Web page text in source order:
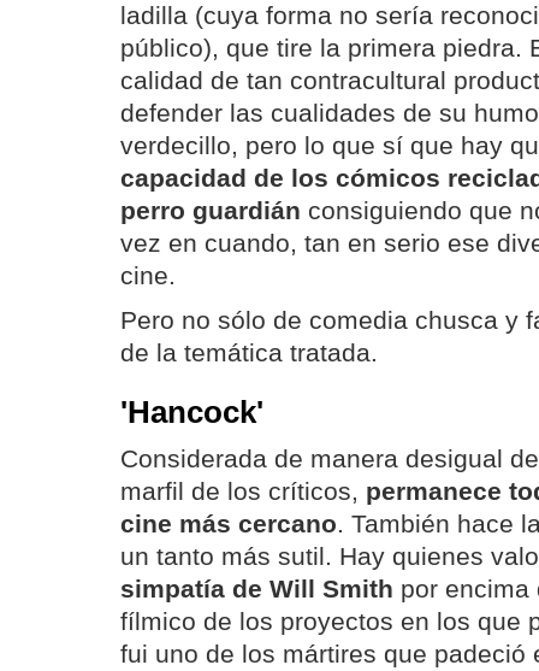
ladilla (cuya forma no sería
público), que tire la primera piedra.
calidad de tan contracultural
defender las cualidades de su
verdecillo, pero lo que sí que hay
capacidad de los cómicos
perro guardián consiguiendo que
vez en cuando, tan en serio ese
cine.
Pero no sólo de comedia chusca y
de la temática tratada.
'Hancock'
Considerada de manera desigual
marfil de los críticos, permanece
cine más cercano. También hace
un tanto más sutil. Hay quienes
simpatía de Will Smith por encima
fílmico de los proyectos en los que
fui uno de los mártires que